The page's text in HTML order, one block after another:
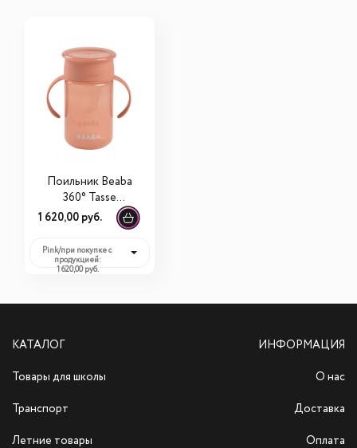
Поильник Beaba
360° Tasse
Apprentissage 340
1 620,00 руб.
Pink/при покупке с
продукцией:
1 620,00 руб.
КАТАЛОГ
Товары для школы
Транспорт
Летние товары
ИНФОРМАЦИЯ
О нас
Доставка
Оплата